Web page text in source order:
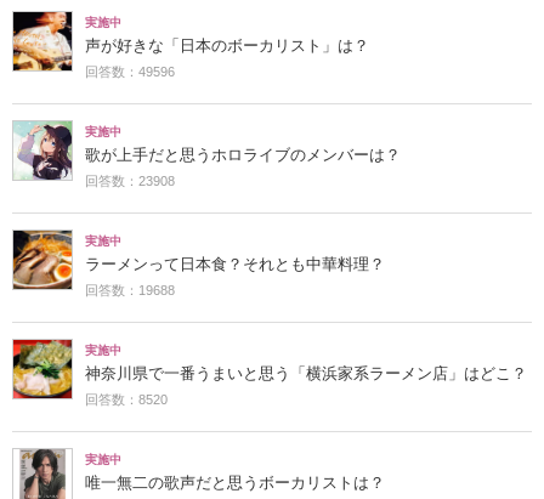
実施中
声が好きな「日本のボーカリスト」は？
回答数：49596
実施中
歌が上手だと思うホロライブのメンバーは？
回答数：23908
実施中
ラーメンって日本食？それとも中華料理？
回答数：19688
実施中
神奈川県で一番うまいと思う「横浜家系ラーメン店」はどこ？
回答数：8520
実施中
唯一無二の歌声だと思うボーカリストは？